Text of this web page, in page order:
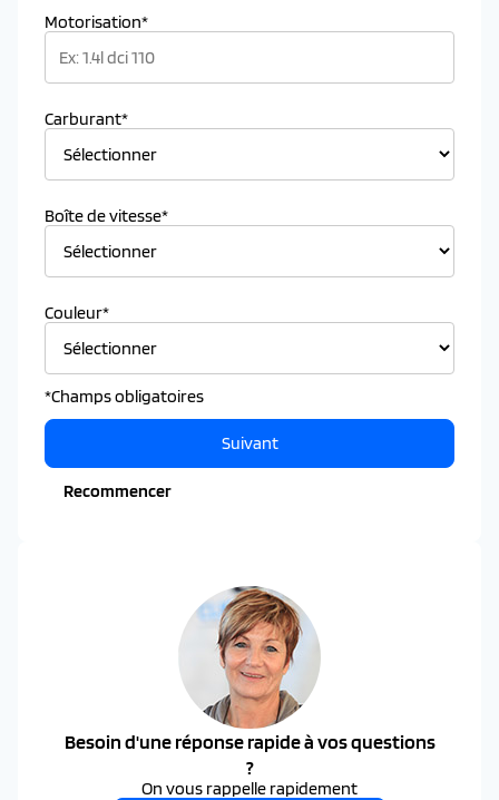
Motorisation*
Carburant*
Boîte de vitesse*
Couleur*
*Champs obligatoires
Recommencer
Suivant
Besoin d'une réponse rapide à vos questions
?
On vous rappelle rapidement